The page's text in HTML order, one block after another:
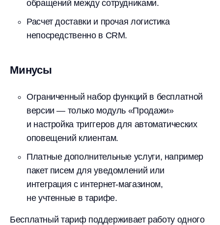
обращений между сотрудниками.
Расчет доставки и прочая логистика
непосредственно в CRM.
Минусы
Ограниченный набор функций в бесплатной
версии — только модуль «Продажи»
и настройка триггеров для автоматических
оповещений клиентам.
Платные дополнительные услуги, например
пакет писем для уведомлений или
интеграция с интернет-магазином,
не учтенные в тарифе.
Бесплатный тариф поддерживает работу одного